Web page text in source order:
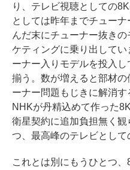
り、テレビ視聴としての
としては昨年までチュー
んだ末にチューナー抜き
ケティングに乗り出してい
ーナー入りモデルを投入
揃う。数が増えると部材の
ーナー問題もじきに解消す
NHKが丹精込めて作った
衛星契約に追加負担無く
つ、最高峰のテレビとして
これとは別にもうひとつ